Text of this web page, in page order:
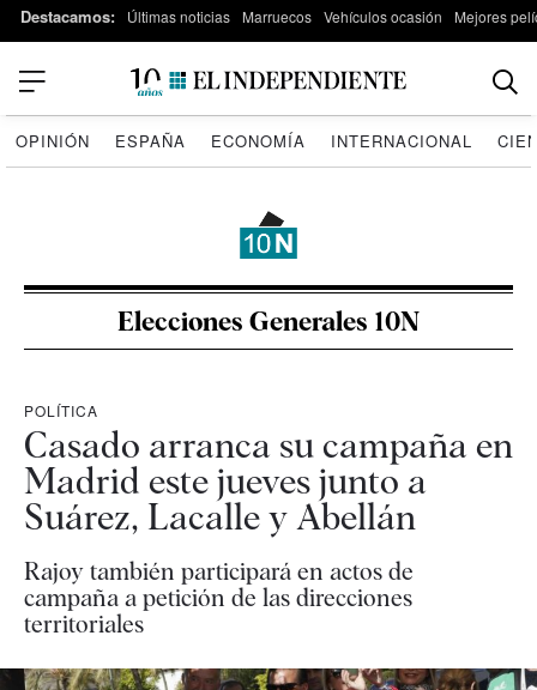
Destacamos: Últimas noticias Marruecos Vehículos ocasión Mejores
OPINIÓN ESPAÑA ECONOMÍA INTERNACIONAL
Elecciones Generales 10N
POLÍTICA
Casado arranca su campaña en
Madrid este jueves junto a
Suárez, Lacalle y Abellán
Rajoy también participará en actos de
campaña a petición de las direcciones
territoriales